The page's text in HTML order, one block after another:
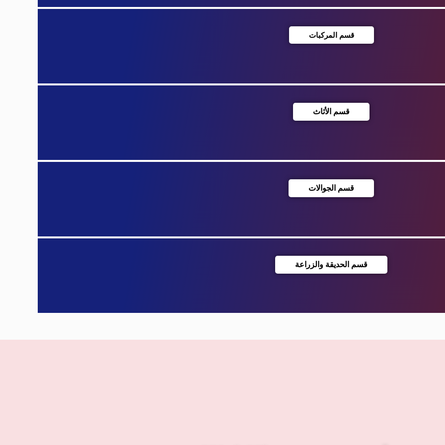
قسم المركبات
قسم الأثاث
قسم الجوالات
قسم الحديقة والزراعة